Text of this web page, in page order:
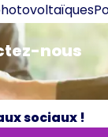
nous
sociaux !